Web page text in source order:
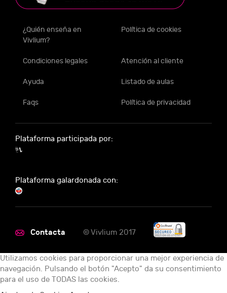
¿Quién enseña en
Vivlium?
Política de cookies
Condiciones legales Atención al cliente
Ayuda Listado de aulas
Faqs Política de privacidad
Plataforma participada por:
Plataforma galardonada con:
Contacta © Vivlium 2017
Utilizamos cookies para proporcionar una mejor experiencia de
navegación. Pulsando el botón "Acepto" da su consentimiento
para el uso de TODAS las cookies.